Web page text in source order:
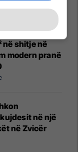
Reklamo këtu
në shitje në
modern pranë
në një
në Zvicër